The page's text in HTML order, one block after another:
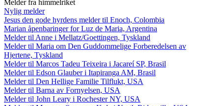
Melder fra himmelriket
Nylig melder
Jesus den gode hyrdens melder til Enoch, Colombia
Marian åpenbaringer for Luz de Maria, Argentina
Melder til Anne i Mellatz/Goettingen, Tyskland
Melder til Maria om Den Guddommelige Forberedelsen av
Hjertene, Tyskland
Melder til Marcos Tadeu Teixeira i Jacareí SP, Brasil
Melder til Edson Glauber i Itapiranga AM, Brasil
Melder til Den Hellige Familie Tilflukt, USA
Melder til Barna av Fornyelsen, USA
Melder til John Leary i Rochester NY, USA